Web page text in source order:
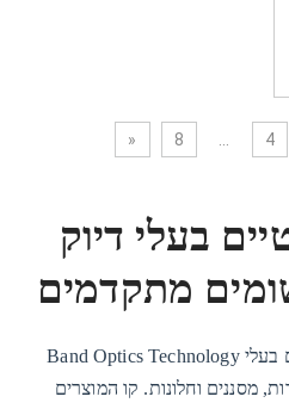
4
8
»
בעלי דיוק
מתקדמים
Band Optics Technology מתמחה בייצור רכיבים אופטיים בעלי
מסננים וחלונות. קו המוצרים